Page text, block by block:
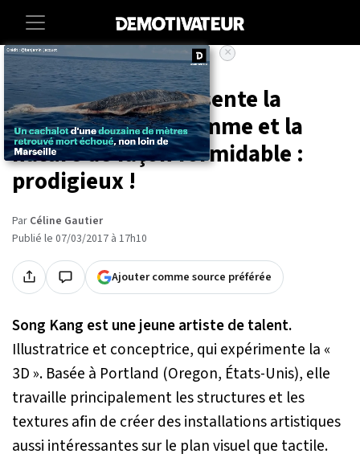
Accueil Maison
Cette artiste représente la
relation entre l'homme et la
nature de façon formidable :
prodigieux !
Par Céline Gautier
Publié le 07/03/2017 à 17h10
Ajouter comme source préférée
Song Kang est une jeune artiste de talent.
Illustratrice et conceptrice, qui expérimente la «
3D ». Basée à Portland (Oregon, États-Unis), elle
travaille principalement les structures et les
textures afin de créer des installations artistiques
aussi intéressantes sur le plan visuel que tactile.
×